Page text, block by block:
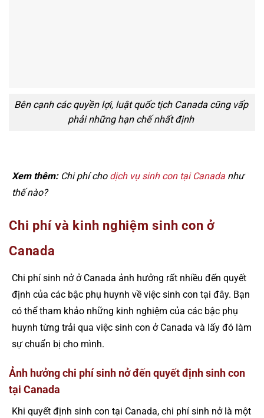
Bên cạnh các quyền lợi, luật quốc tịch Canada cũng vấp
phải những hạn chế nhất định
Xem thêm:Chi phí cho dịch vụ sinh con tại Canada như
thế nào?
Chi phí và kinh nghiệm sinh con ở
Canada
Chi phí sinh nở ở Canada ảnh hưởng rất nhiều đến quyết
định của các bậc phụ huynh về việc sinh con tại đây. Bạn
có thể tham khảo những kinh nghiệm của các bậc phụ
huynh từng trải qua việc sinh con ở Canada và lấy đó làm
sự chuẩn bị cho mình.
Ảnh hưởng chi phí sinh nở đến quyết định sinh con
tại Canada
Khi quyết định sinh con tại Canada, chi phí sinh nở là một